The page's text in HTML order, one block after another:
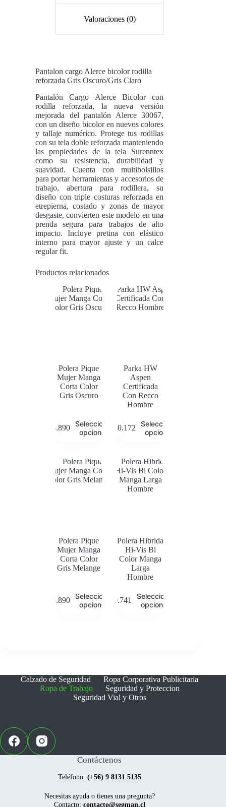
Valoraciones (0)
Pantalon cargo Alerce bicolor rodilla
reforzada Gris Oscuro/Gris Claro
Pantalón Cargo Alerce Bicolor con
rodilla reforzada, la nueva versión
mejorada del pantalón Alerce 30067,
con un diseño bicolor en nuevos colores
y tallaje numérico. Protege tus rodillas
con su tela doble reforzada manteniendo
las propiedades de la tela Surenntex
como su resistencia, durabilidad y
suavidad. Cuenta con multibolsillos
para portar herramientas y accesorios de
trabajo, abertura para rodillera, su
diseño con triple costuras reforzada en
etrepierna, costado y zonas de mayor
desgaste, convierten este modelo en una
prenda segura para trabajos de alto
impacto. Incluye pretina con elástico
interno para mayor ajuste y un calce
regular fit.
Productos relacionados
Polera Pique
Mujer Manga
Corta Color
Gris Oscuro
5.890 Seleccionar
opciones
producto
variantes.
opciones
producto
Parka HW
Aspen
Certificada
Con Recco
Hombre
80.172
Seleccionar
opciones
producto
variantes.
Las
opciones
pueden
producto
Polera Pique
Mujer Manga
Corta Color
Gris Melange
5.890 Seleccionar
opciones
producto
elegir
en
la
Polera Hibrida
Hi-Vis Bi
Color Manga
Larga
Hombre
9.741
Seleccionar
opciones
producto
elegir
en
la
página
Calzado de Seguridad
Ropa Corporativa Publicitaria
Ropa de Trabajo
Seguridad y Proteccion
Seguridad Vial y Otros
Contáctenos
Teléfono: (+56) 9 8131 5135
Necesitas ayuda o tienes una pregunta?
Contacto: contacto@segman.cl